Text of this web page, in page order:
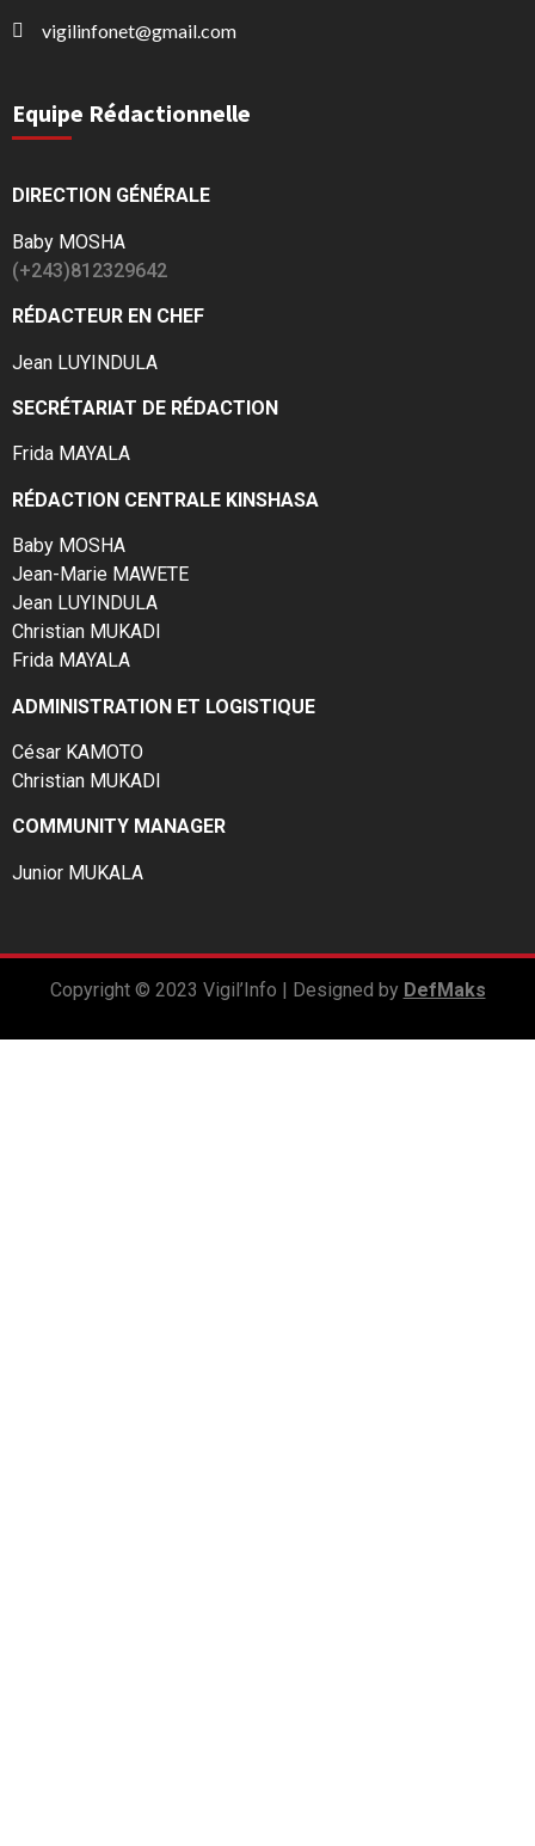
vigilinfonet@gmail.com
Equipe Rédactionnelle
DIRECTION GÉNÉRALE
Baby MOSHA
(+243)812329642
RÉDACTEUR EN CHEF
Jean LUYINDULA
SECRÉTARIAT DE RÉDACTION
Frida MAYALA
RÉDACTION CENTRALE KINSHASA
Baby MOSHA
Jean-Marie MAWETE
Jean LUYINDULA
Christian MUKADI
Frida MAYALA
ADMINISTRATION ET LOGISTIQUE
César KAMOTO
Christian MUKADI
COMMUNITY MANAGER
Junior MUKALA
Copyright © 2023 Vigil’Info | Designed by DefMaks